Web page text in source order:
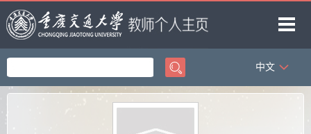
首页
中文